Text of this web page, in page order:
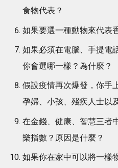
食物代表？
如果要選一種動物來代表
如果必須在電腦、手提電
你會選哪一樣？為什麼？
假設疫情再次爆發，你手
孕婦、小孩、殘疾人士以
在金錢、健康、智慧三者
樂指數？原因是什麼？
如果你在家中可以將一樣